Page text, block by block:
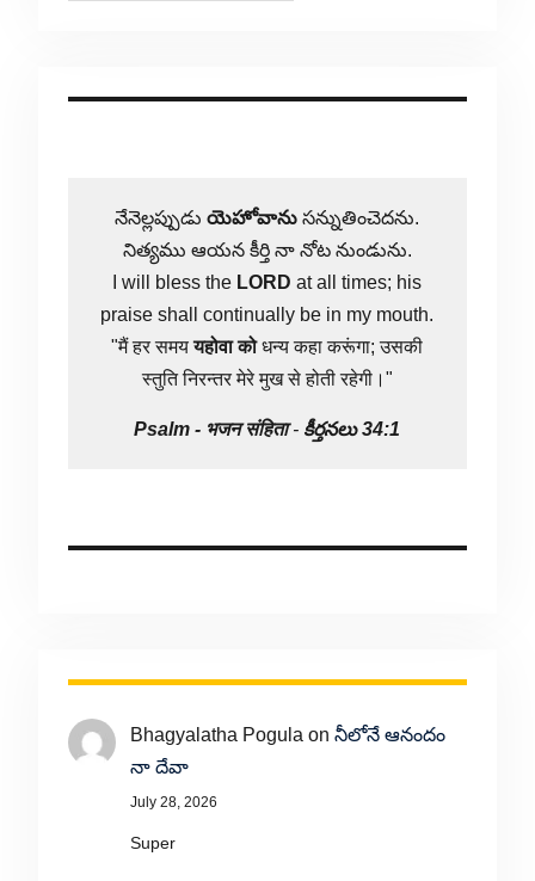
నేనెల్లప్పుడుయెహోవాను సన్నుతించెదను.
నిత్యము ఆయన కీర్తి నా నోట నుండును.
I will bless the LORD at all times; his
praise shall continually be in my mouth.
"मैं हर समययहोवा कोधन्य कहा करूंगा; उसकी
स्तुति निरन्तर मेरे मुख से होती रहेगी।"
Psalm - भजन संहिता- కీర్తనలు 34:1
Bhagyalatha Pogula on నీలోనే ఆనందం
నా దేవా
July 28, 2026
Super